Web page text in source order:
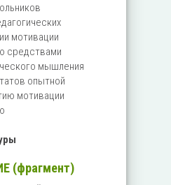
мотивации
средствами
мышления
опытной
мотивации
(фрагмент)